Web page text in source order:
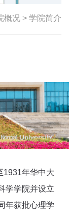
概况 > 学院简介
1931年华中大
学学院并设立
年获批心理学